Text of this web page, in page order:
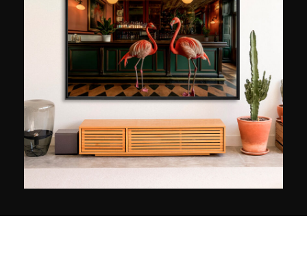
beschließt sie zu fotografieren. Diese besondere
Begegnung stellt den Beginn seines
künstlerischen und sozialen Projekts dar:
Obdachlose werden zu seinem Hauptthema. Der
humanistische Fotograf erklärt, dass jedes Bild
aus einem langen Gespräch mit dem
abgebildeten Menschen entsteht, und dieser
besondere Augenblick es ihm erlaubt, eine echte
Verbindung zu den Menschen herzustellen, die
auch in ihrem Blick auf den Bildern zu spüren ist.